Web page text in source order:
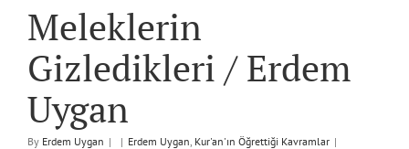
Meleklerin
Gizledikleri / Erdem
Uygan
By Erdem Uygan | | Erdem Uygan Kur'an'ın Öğrettiği Kavramlar |